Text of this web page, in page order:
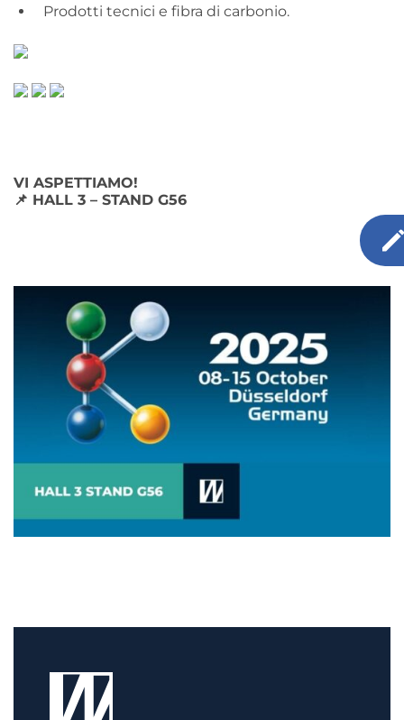
Prodotti tecnici e fibra di carbonio.
VI ASPETTIAMO!
📌 HALL 3 – STAND G56